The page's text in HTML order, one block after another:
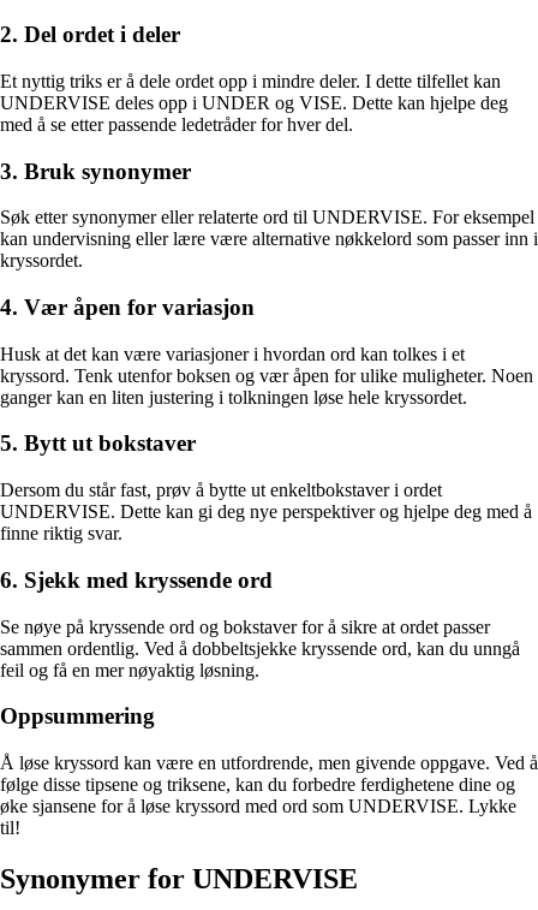
2. Del ordet i deler
Et nyttig triks er å dele ordet opp i mindre deler. I dette tilfellet kan
UNDERVISE deles opp i UNDER og VISE. Dette kan hjelpe deg
med å se etter passende ledetråder for hver del.
3. Bruk synonymer
Søk etter synonymer eller relaterte ord til UNDERVISE. For eksempel
kan undervisning eller lære være alternative nøkkelord som passer inn i
kryssordet.
4. Vær åpen for variasjon
Husk at det kan være variasjoner i hvordan ord kan tolkes i et
kryssord. Tenk utenfor boksen og vær åpen for ulike muligheter. Noen
ganger kan en liten justering i tolkningen løse hele kryssordet.
5. Bytt ut bokstaver
Dersom du står fast, prøv å bytte ut enkeltbokstaver i ordet
UNDERVISE. Dette kan gi deg nye perspektiver og hjelpe deg med å
finne riktig svar.
6. Sjekk med kryssende ord
Se nøye på kryssende ord og bokstaver for å sikre at ordet passer
sammen ordentlig. Ved å dobbeltsjekke kryssende ord, kan du unngå
feil og få en mer nøyaktig løsning.
Oppsummering
Å løse kryssord kan være en utfordrende, men givende oppgave. Ved å
følge disse tipsene og triksene, kan du forbedre ferdighetene dine og
øke sjansene for å løse kryssord med ord som UNDERVISE. Lykke
til!
Synonymer for UNDERVISE